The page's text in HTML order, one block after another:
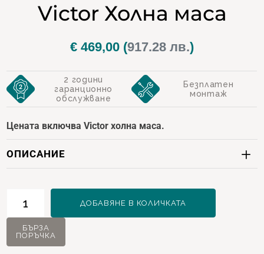
Victor Холна маса
€ 469,00 (917.28 лв.)
2 години
гаранционно
обслужване
Безплатен
монтаж
Цената включва Victor холна маса.
ОПИСАНИЕ
Victor
Холна
ДОБАВЯНЕ В КОЛИЧКАТА
БЪРЗА
ПОРЪЧКА